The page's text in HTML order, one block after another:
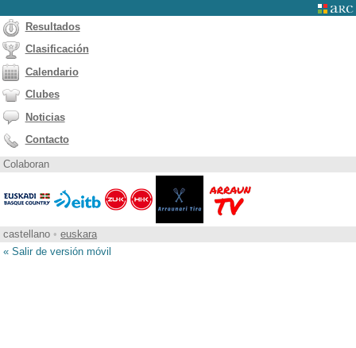
Resultados
Clasificación
Calendario
Clubes
Noticias
Contacto
Colaboran
castellano • euskara
« Salir de versión móvil